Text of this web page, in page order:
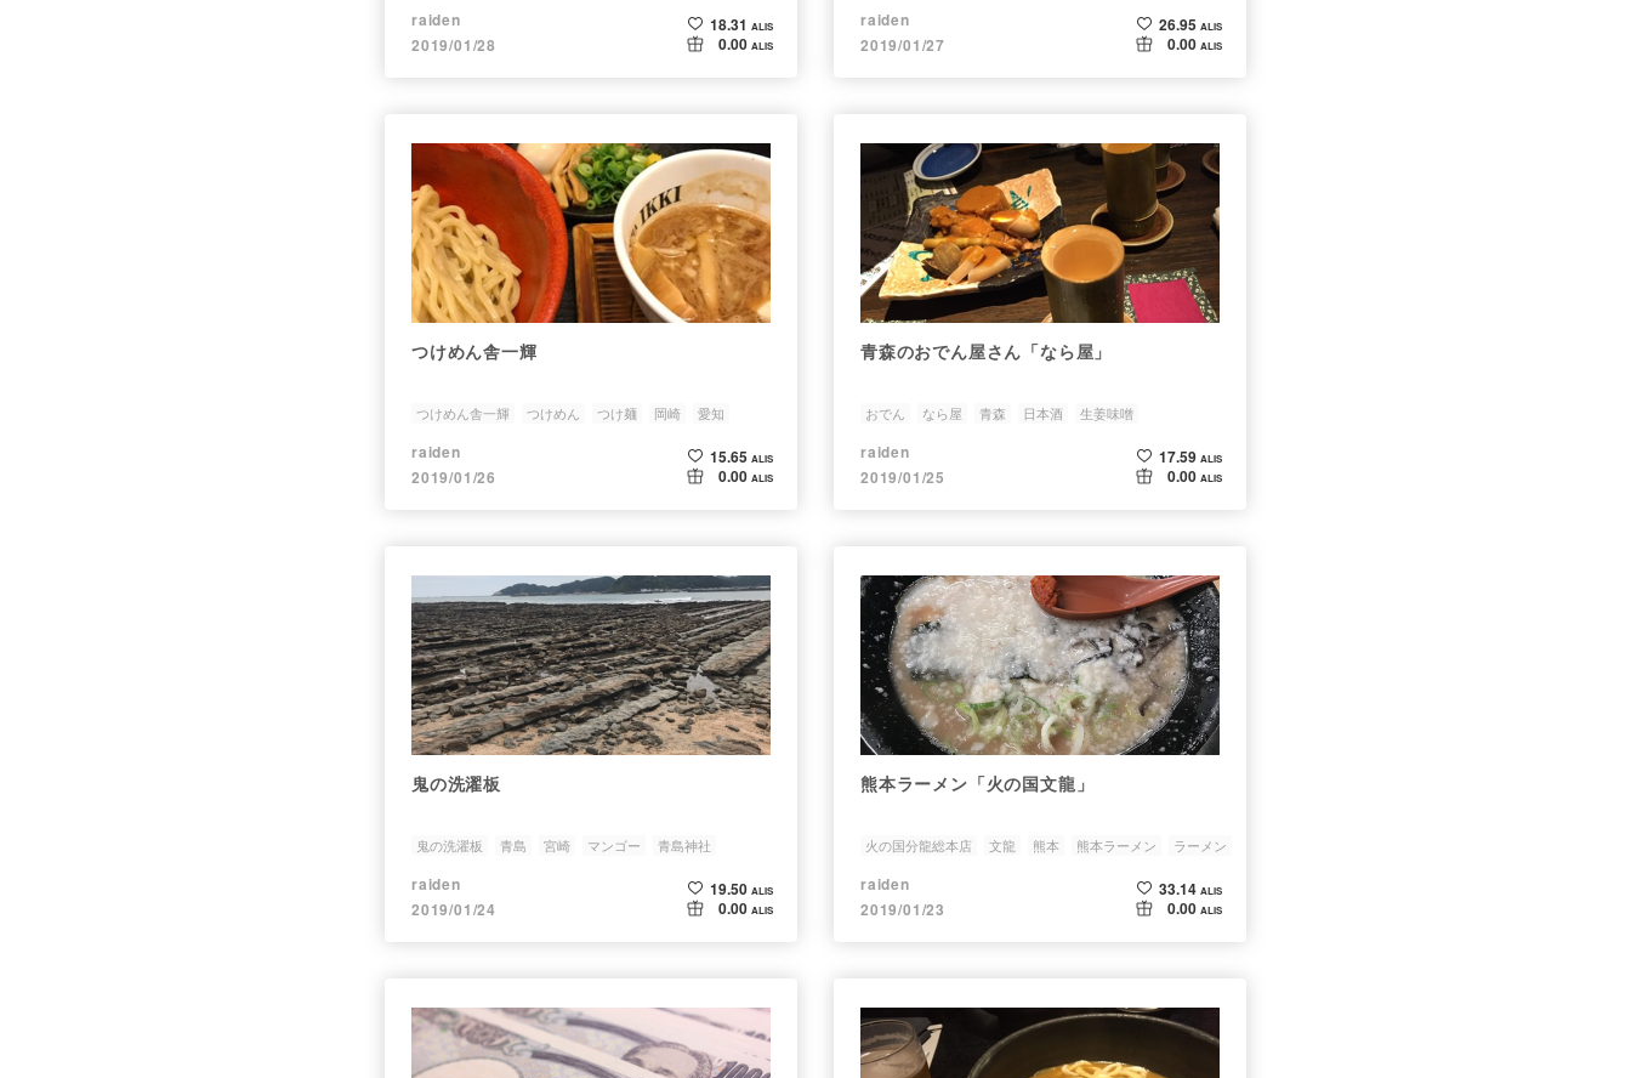
そらまめらぁめん本舗
raiden
2019/01/28
18.31 ALIS
0.00 ALIS
raiden
2019/01/27
26.95 ALIS
0.00 ALIS
つけめん舎一輝
つけめん舎一輝 つけめん つけ麺 岡崎 愛知
raiden
2019/01/26
15.65 ALIS
0.00 ALIS
青森のおでん屋さん「なら屋」
おでん なら屋 青森 日本酒 生姜味噌
raiden
2019/01/25
17.59 ALIS
0.00 ALIS
鬼の洗濯板
鬼の洗濯板 青島 宮崎 マンゴー 青島神社
raiden
2019/01/24
19.50 ALIS
0.00 ALIS
熊本ラーメン「火の国文龍」
火の国分龍総本店 文龍 熊本 熊本ラーメン ラーメン
raiden
2019/01/23
33.14 ALIS
0.00 ALIS